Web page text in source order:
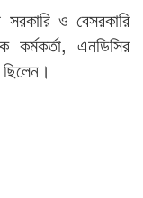
সরকারি ও বেসরকারি
কর্মকর্তা, এনডিসির